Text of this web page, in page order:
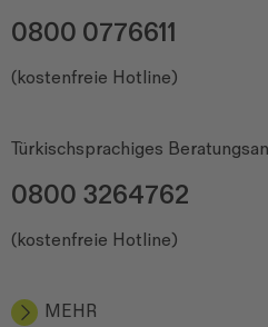
0800 0776611
(kostenfreie Hotline)
Türkischsprachiges
0800 3264762
(kostenfreie Hotline)
MEHR